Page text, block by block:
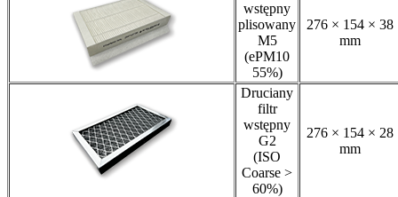
wstępny
plisowany
M5
(ePM10
55%)
276 × 154 × 38
mm
Druciany
filtr
wstępny
G2
(ISO
Coarse >
60%)
276 × 154 × 28
mm